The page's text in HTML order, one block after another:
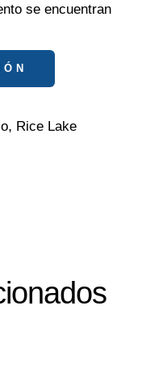
se encuentran
, Rice Lake